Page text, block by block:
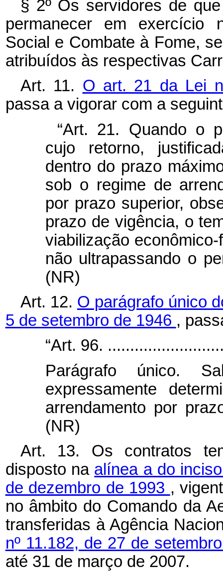
§ 2º Os servidores de
permanecer em exercício
Social e Combate à Fome,
atribuídos às respectivas
Art. 11. O art. 21 da Lei
passa a vigorar com a
“Art. 21. Quando o
cujo retorno,
dentro do prazo
sob o regime de
por prazo superior,
prazo de vigência, o
viabilização
não ultrapassando o
(NR)
Art. 12. O parágrafo único
5 de setembro de 1946 ,
“Art. 96.
Parágrafo único.
expressamente
arrendamento por
(NR)
Art. 13. Os contratos
disposto na alínea a do
de dezembro de 1993 ,
no âmbito do Comando da
transferidas à Agência
nº 11.182, de 27 de
até 31 de março de 2007.